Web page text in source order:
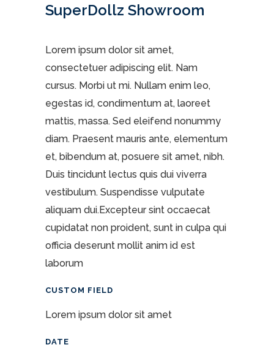
SuperDollz Showroom
Lorem ipsum dolor sit amet,
consectetuer adipiscing elit. Nam
cursus. Morbi ut mi. Nullam enim leo,
egestas id, condimentum at, laoreet
mattis, massa. Sed eleifend nonummy
diam. Praesent mauris ante, elementum
et, bibendum at, posuere sit amet, nibh.
Duis tincidunt lectus quis dui viverra
vestibulum. Suspendisse vulputate
aliquam dui.Excepteur sint occaecat
cupidatat non proident, sunt in culpa qui
officia deserunt mollit anim id est
laborum
CUSTOM FIELD
Lorem ipsum dolor sit amet
DATE